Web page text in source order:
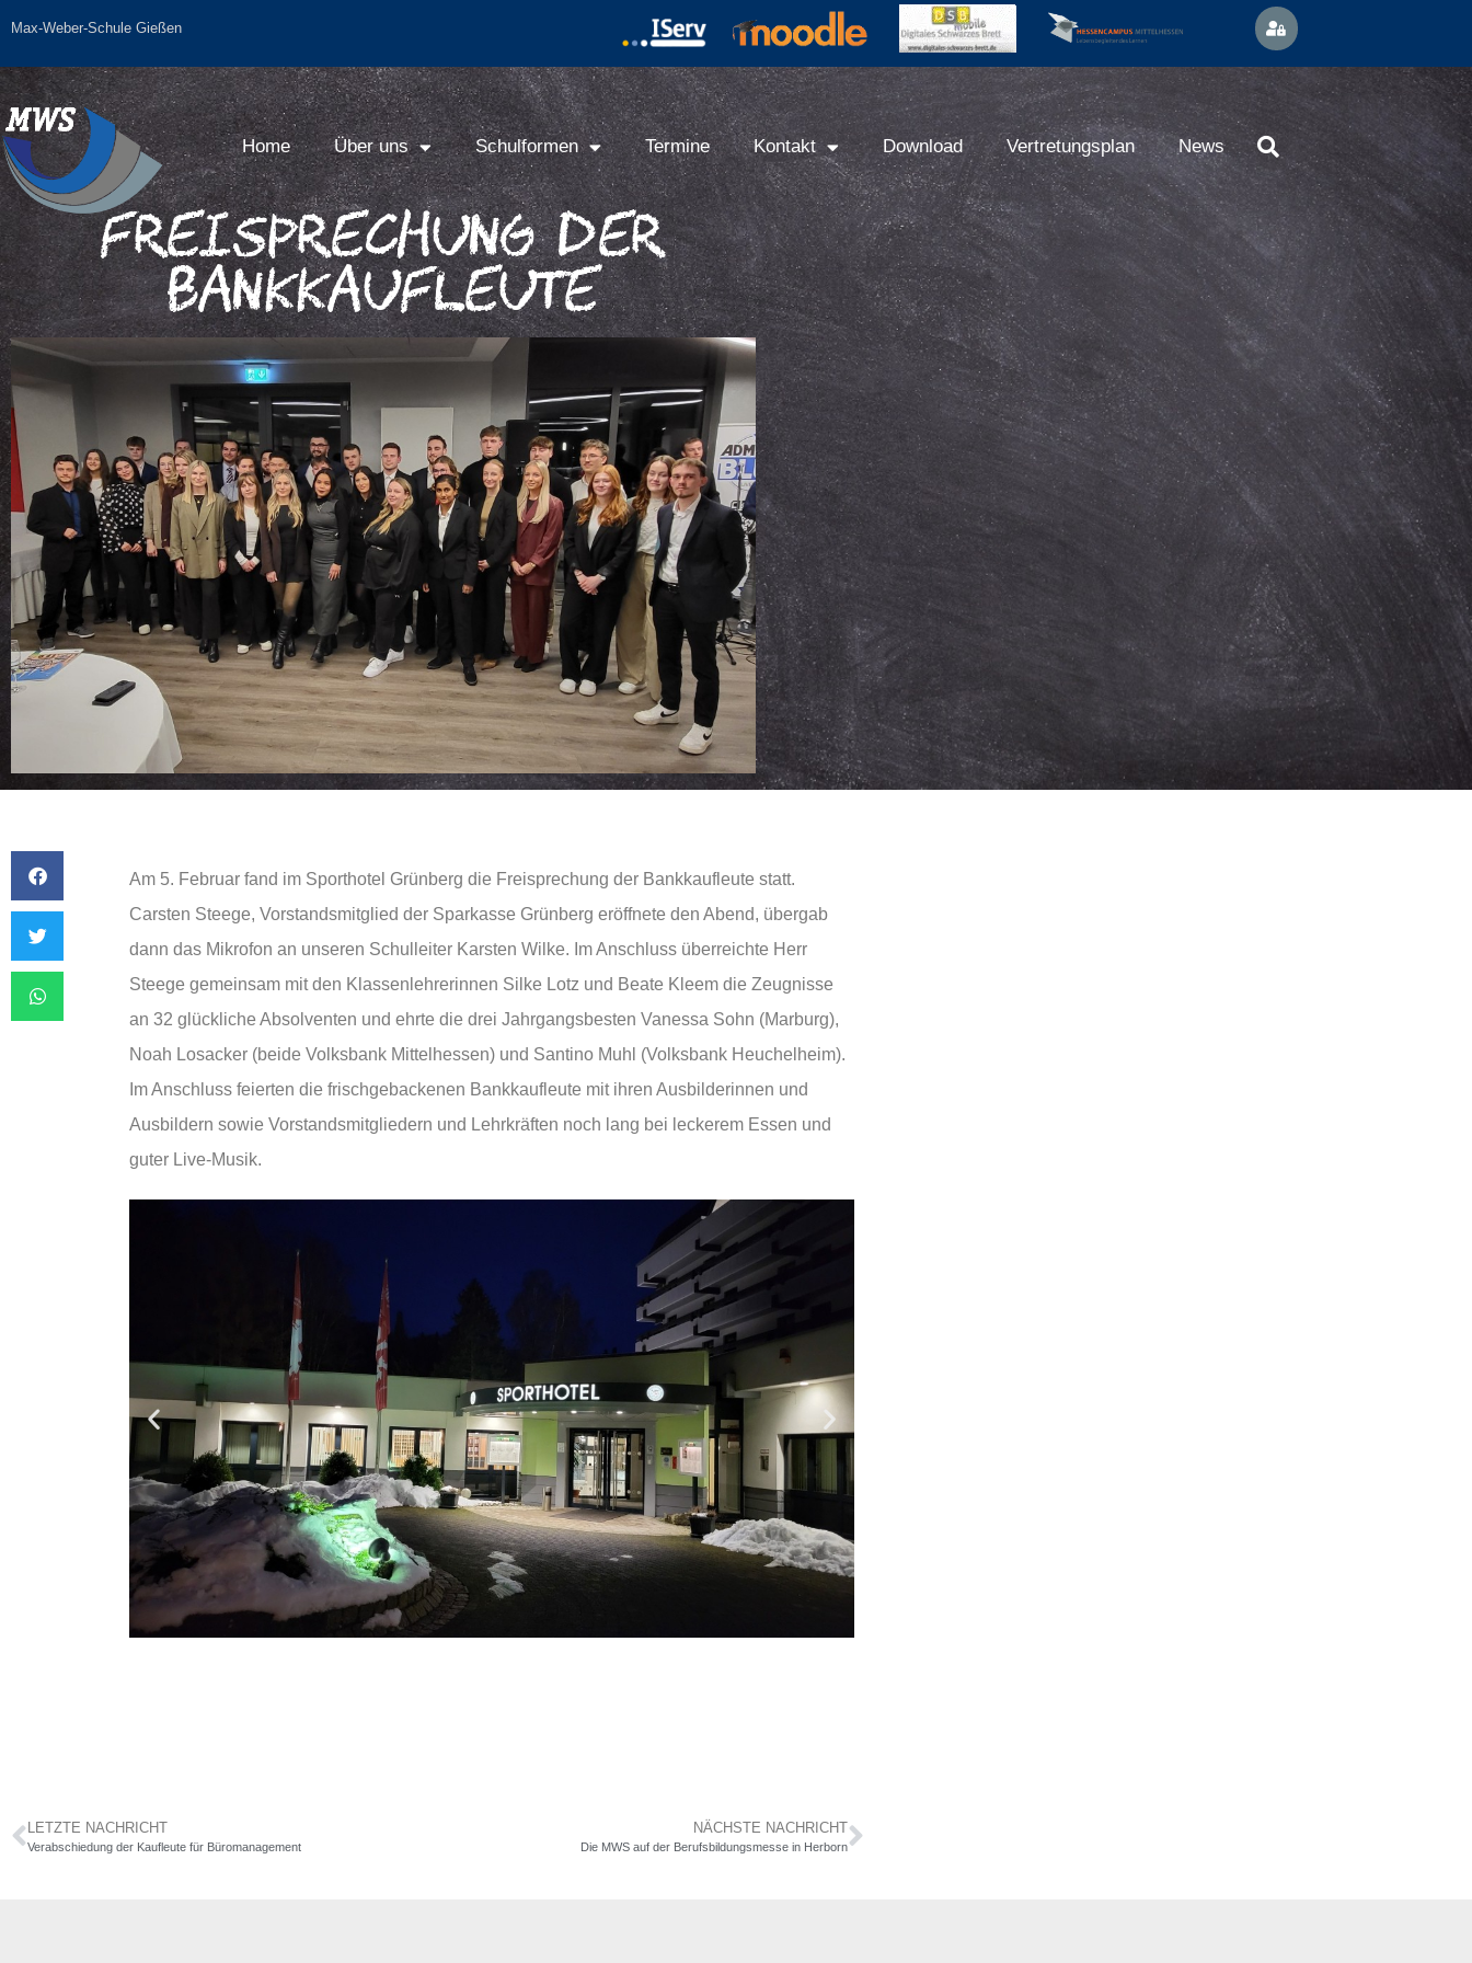
Max-Weber-Schule Gießen
Home Über uns Schulformen Termine Kontakt Download Vertretungsplan News
Freisprechung Der
Bankkaufleute
Am 5. Februar fand im Sporthotel Grünberg die Freisprechung der Bankkaufleute statt.
Carsten Steege, Vorstandsmitglied der Sparkasse Grünberg eröffnete den Abend, übergab
dann das Mikrofon an unseren Schulleiter Karsten Wilke. Im Anschluss überreichte Herr
Steege gemeinsam mit den Klassenlehrerinnen Silke Lotz und Beate Kleem die Zeugnisse
an 32 glückliche Absolventen und ehrte die drei Jahrgangsbesten Vanessa Sohn (Marburg),
Noah Losacker (beide Volksbank Mittelhessen) und Santino Muhl (Volksbank Heuchelheim).
Im Anschluss feierten die frischgebackenen Bankkaufleute mit ihren Ausbilderinnen und
Ausbildern sowie Vorstandsmitgliedern und Lehrkräften noch lang bei leckerem Essen und
guter Live-Musik.
LETZTE NACHRICHT
Verabschiedung der Kaufleute für Büromanagement
NÄCHSTE NACHRICHT
Die MWS auf der Berufsbildungsmesse in Herborn